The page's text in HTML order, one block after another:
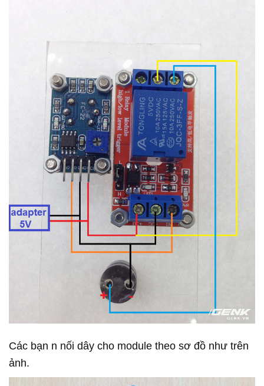
Các bạn n nối dây cho module theo sơ đồ như trên
ảnh.